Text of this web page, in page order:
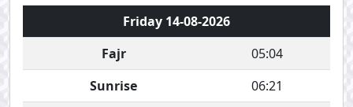
Friday 14-08-2026
Fajr
05:04
Sunrise
06:21